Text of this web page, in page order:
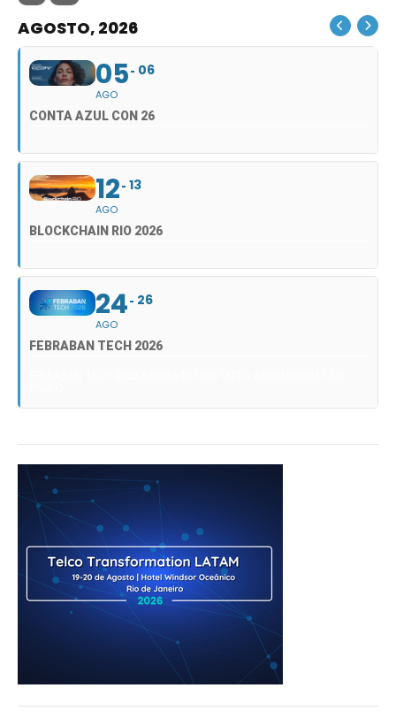
AGOSTO, 2026
05
AGO
06
CONTA AZUL CON 26
12
AGO
13
BLOCKCHAIN RIO 2026
24
AGO
26
FEBRABAN TECH 2026